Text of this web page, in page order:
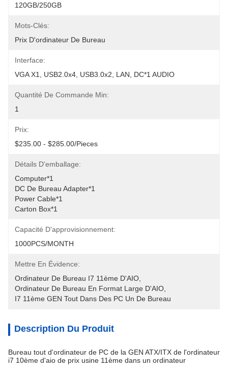
120GB/250GB
Mots-Clés:
Prix D'ordinateur De Bureau
Interface:
VGA X1, USB2.0x4, USB3.0x2, LAN, DC*1 AUDIO
Quantité De Commande Min:
1
Prix:
$235.00 - $285.00/Pieces
Détails D'emballage:
Computer*1
DC De Bureau Adapter*1
Power Cable*1
Carton Box*1
Capacité D'approvisionnement:
1000PCS/MONTH
Mettre En Évidence:
Ordinateur De Bureau I7 11ème D'AIO
Ordinateur De Bureau En Format Large D'AIO
I7 11ème GEN Tout Dans Des PC Un De Bureau
Description Du Produit
Bureau tout d'ordinateur de PC de la GEN ATX/ITX de l'ordinateur
i7 10ème d'aio de prix usine 11ème dans un ordinateur